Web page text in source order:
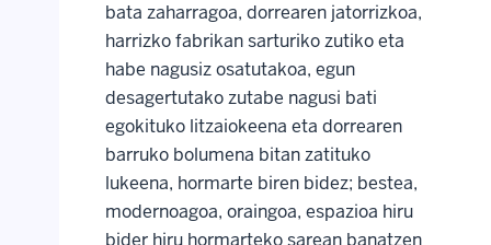
bata zaharragoa, dorrearen jatorrizkoa,
harrizko fabrikan sarturiko zutiko eta
habe nagusiz osatutakoa, egun
desagertutako zutabe nagusi bati
egokituko litzaiokeena eta dorrearen
barruko bolumena bitan zatituko
lukeena, hormarte biren bidez; bestea,
modernoagoa, oraingoa, espazioa hiru
bider hiru hormarteko sarean banatzen